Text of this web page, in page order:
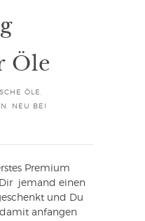
Öle
ÖLE
NEU BEI
Premium
jemand einen
und Du
anfangen